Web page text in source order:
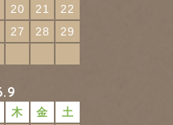
20 21
22
27 28
29
木 金
土